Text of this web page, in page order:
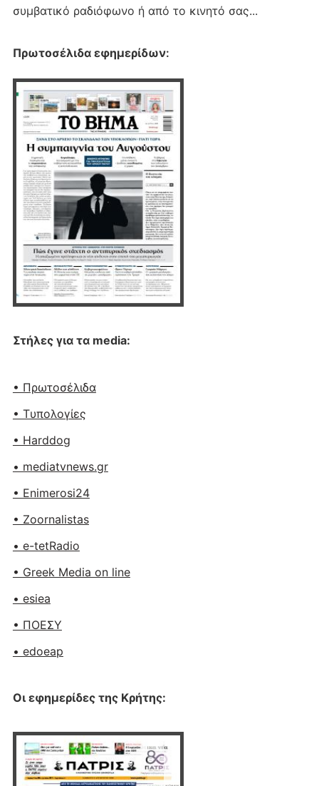
συμβατικό ραδιόφωνο ή από το κινητό σας...
Πρωτοσέλιδα εφημερίδων:
Στήλες για τα media:
• Πρωτοσέλιδα
• Tυπολογίες
• Harddog
• mediatvnews.gr
• Enimerosi24
• Zoornalistas
• e-tetRadio
• Greek Media on line
• esiea
• ΠΟΕΣΥ
• edoeap
Οι εφημερίδες της Κρήτης: